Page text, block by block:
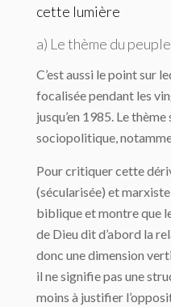
cette lumière
a) Le thème du
C’est aussi le point sur
focalisée pendant les
jusqu’en 1985. Le
sociopolitique,
Pour critiquer cette
(sécularisée) et
biblique et montre que
de Dieu dit d’abord la
donc une dimension
il ne signifie pas une
moins à justifier